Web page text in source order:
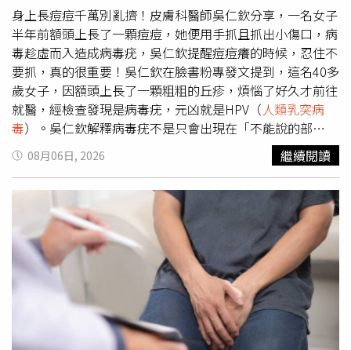
身上長痘痘千萬別亂擠！皮膚科醫師吳仁欽分享，一名女子
半年前額頭上長了一顆痘痘，她便用手抓且抓出小傷口，病
毒趁虛而入造成病毒疣，吳仁欽提醒痘痘癢的時候，忍住不
要抓，真的很重要！吳仁欽在臉書粉專發文提到，這名40多
歲女子，因額頭上長了一顆粗粗的丘疹，煩惱了好久才前往
就醫，經檢查發現是病毒疣，元凶就是HPV（人類乳突病
毒）。吳仁欽解釋病毒疣不是只會出現在「不能說的部
位」，長在私密處叫菜花，而臉上、手上、腳底都可能出現
病毒疣，跟行為不當完全是兩回事。吳仁欽表示女子因半年
前額頭出現一顆普通的痘痘，她自己手癢去抓，抓出小傷
口，病毒就從破皮處入侵表皮，潛伏增生，慢慢長成現在這
副角質粗糙、外觀像小菜花的丘疹。「傷口+病毒 = 疣，就
這麼簡單粗暴。」吳仁欽說明治療上會依大小、位置選擇冷
凍治療、電燒或外用藥物，越早處理，範圍通常越小、療程
也越輕鬆。吳仁欽提醒：「皮膚很老實，你對它做什麼，它
都會記得，而且用「長東西」的方式回報你。」並感嘆痘痘
癢的時候忍住不要抓，真的很重要！
08月06日, 2026 繼續閱讀